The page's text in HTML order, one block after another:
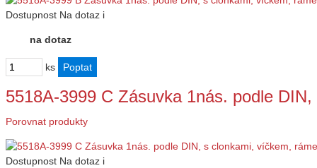
Dostupnost Na dotaz i
na dotaz
ks
5518A-3999 C Zásuvka 1nás. podle
Porovnat produkty
Dostupnost Na dotaz i